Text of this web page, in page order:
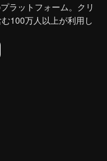
ラットフォーム。クリ
100万人以上が利用し